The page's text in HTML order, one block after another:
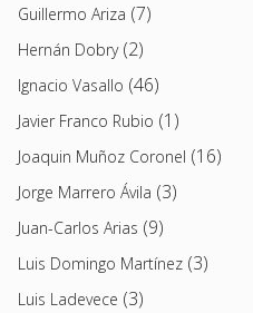
Guillermo Ariza (7)
Hernán Dobry(2)
Ignacio Vasallo (46)
Javier Franco Rubio (1)
Joaquin Muñoz Coronel (16)
Jorge Marrero Ávila (3)
Juan-Carlos Arias (9)
Luis Domingo Martínez (3)
Luis Ladevece (3)